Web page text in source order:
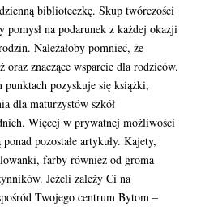
biblioteczkę. Skup twórczości
na podarunek z każdej okazji
Należałoby pomnieć, że
oraz znaczące wsparcie dla rodziców.
pozyskuje się książki,
dla maturzystów szkół
Więcej w prywatnej możliwości
pozostałe artykuły. Kajety,
farby również od groma
Jeżeli zależy Ci na
Twojego centrum Bytom –